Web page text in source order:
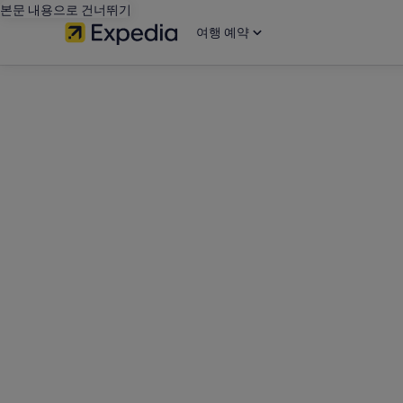
본문 내용으로 건너뛰기
여행 예약